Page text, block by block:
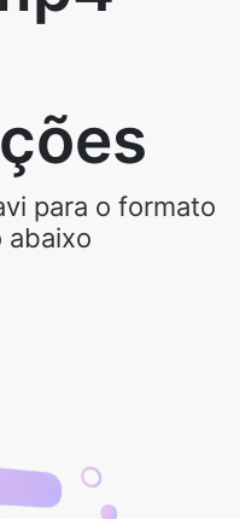
para o formato
abaixo